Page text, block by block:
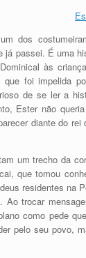
dos
já passei. É uma
às
que foi impelida
de se ler a
Ester não
diante do rei
um trecho da
que tomou
residentes na
Ao trocar
como pede
pelo seu povo,